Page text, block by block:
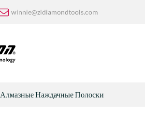
winnie@zldiamondtools.com
Алмазные Наждачные Полоски